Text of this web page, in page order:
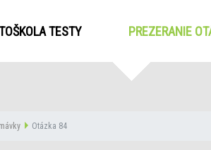
TESTY PREZERANIE
Otázka 84